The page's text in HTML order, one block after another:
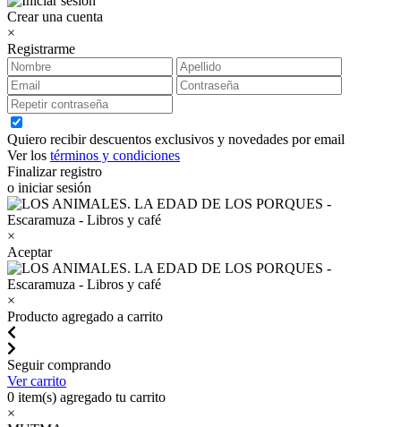
Crear una cuenta
×
Registrarme
Quiero recibir descuentos exclusivos y novedades por email
Ver los términos y condiciones
Finalizar registro
o iniciar sesión
×
Aceptar
×
Producto agregado a carrito
Seguir comprando
Ver carrito
0 item(s) agregado tu carrito
×